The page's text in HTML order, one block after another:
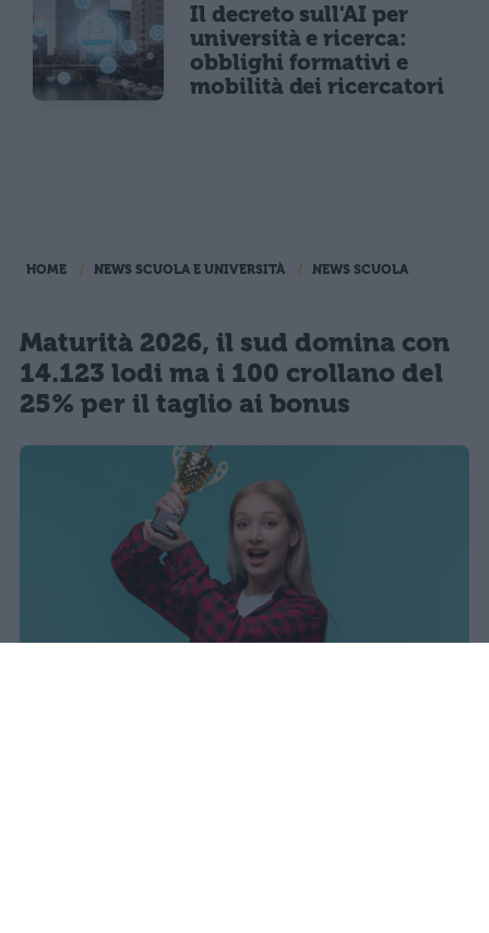
Il decreto sull'AI per
università e ricerca:
obblighi formativi e
mobilità dei ricercatori
HOME NEWS SCUOLA E UNIVERSITÀ NEWS SCUOLA
Maturità 2026, il sud domina con
14.123 lodi ma i 100 crollano del
25% per il taglio ai bonus